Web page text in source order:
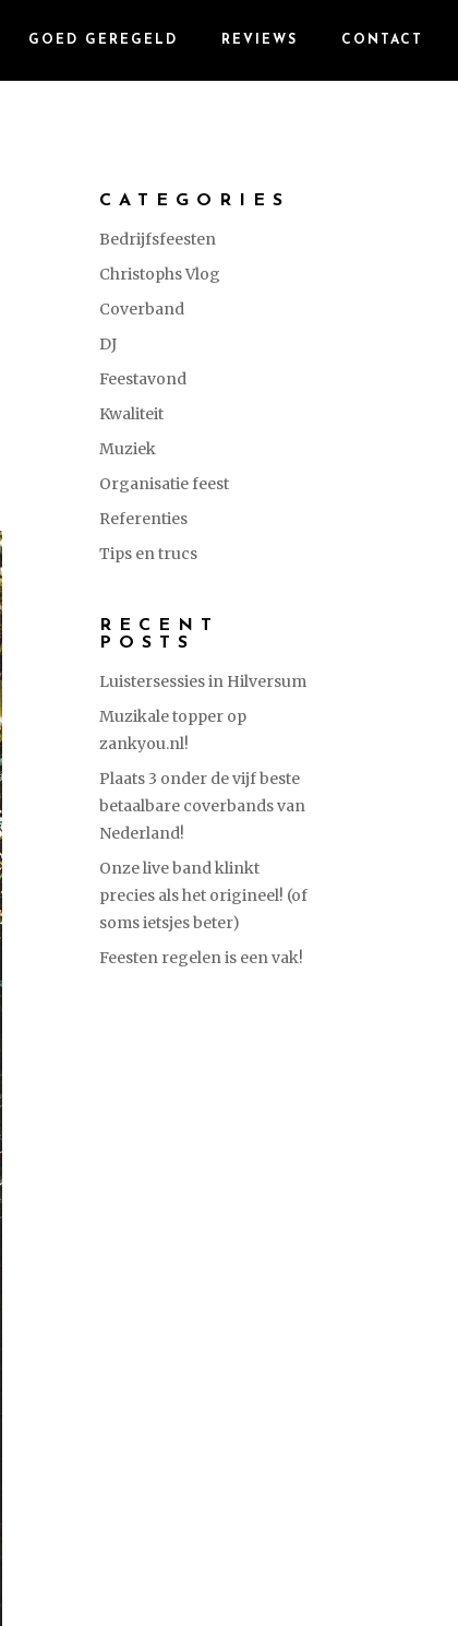
GOED GEREGELD REVIEWS CONTACT
CATEGORIES
Bedrijfsfeesten
Christophs Vlog
Coverband
DJ
Feestavond
Kwaliteit
Muziek
Organisatie feest
Referenties
Tips en trucs
RECENT
POSTS
Luistersessies in Hilversum
Muzikale topper op
zankyou.nl!
Plaats 3 onder de vijf beste
betaalbare coverbands van
Nederland!
Onze live band klinkt
precies als het origineel! (of
soms ietsjes beter)
Feesten regelen is een vak!